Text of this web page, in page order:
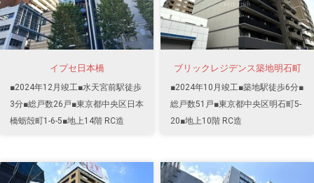
イプセ日本橋
■2024年12月竣工■水天宮前駅徒歩
3分■総戸数26戸■東京都中央区日本
橋蛎殻町1-6-5■地上14階 RC造
ブリックレジデンス築地明石町
■2024年10月竣工■築地駅徒歩6分■
総戸数51戸■東京都中央区明石町5-
20■地上10階 RC造